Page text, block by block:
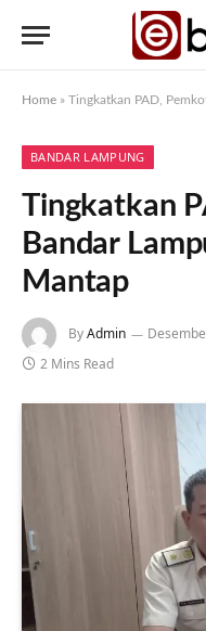
Home » Tingkatkan PAD,
BANDAR LAMPUNG
Tingkatkan
Bandar
Mantap
ByAdmin
2 Mins Read